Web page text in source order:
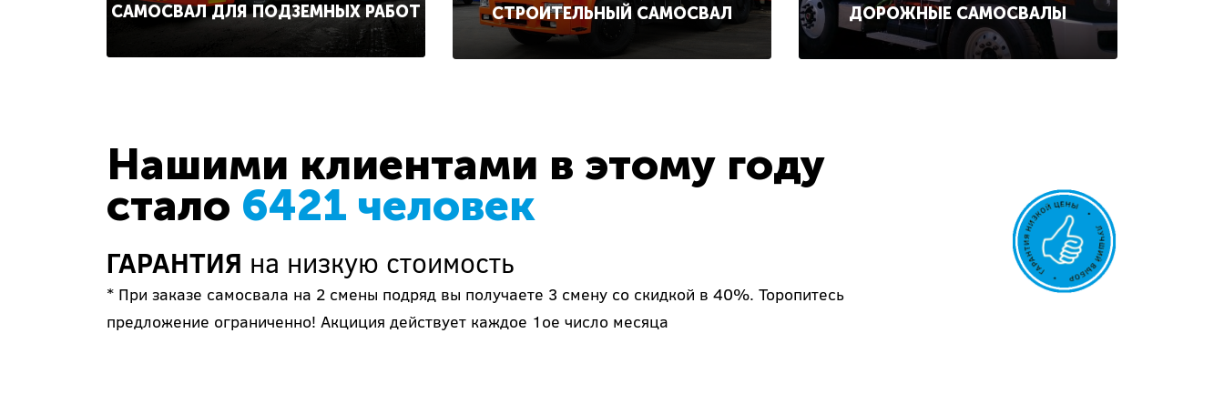
САМОСВАЛ ДЛЯ ПОДЗЕМНЫХ РАБОТ СТРОИТЕЛЬНЫЙ САМОСВАЛ ДОРОЖНЫЕ САМОСВАЛЫ
Нашими клиентами в этому году
стало 6421 человек
ГАРАНТИЯ на низкую стоимость
* При заказе самосвала на 2 смены подряд вы получаете 3 смену со скидкой в 40%. Торопитесь
предложение ограниченно! Акциция действует каждое 1ое число месяца